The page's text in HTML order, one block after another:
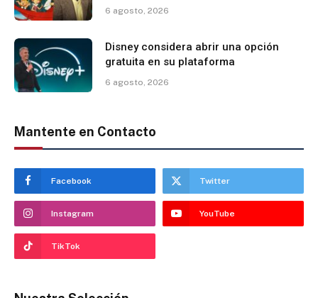
6 agosto, 2026
Disney considera abrir una opción
gratuita en su plataforma
6 agosto, 2026
Mantente en Contacto
Facebook Twitter
Instagram YouTube
TikTok